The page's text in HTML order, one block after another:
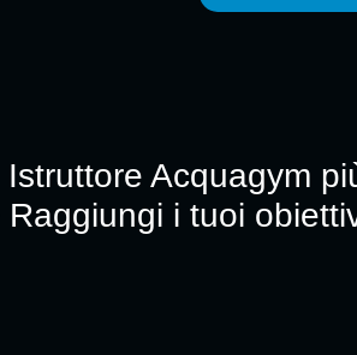
Acquagym
Raggiungi i tuoi